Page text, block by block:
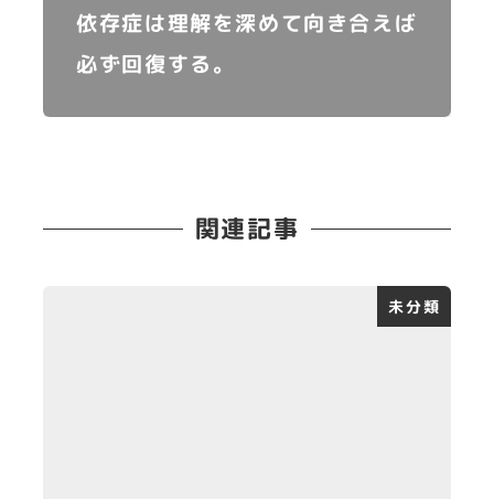
依存症は理解を深めて向き合えば
必ず回復する。
関連記事
未分類